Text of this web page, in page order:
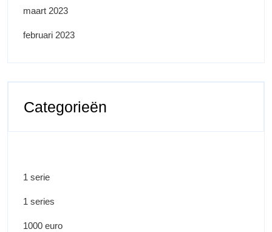
maart 2023
februari 2023
Categorieën
1 serie
1 series
1000 euro